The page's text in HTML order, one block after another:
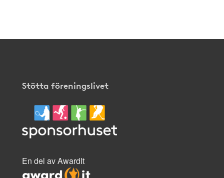
Stötta föreningslivet
En del av AwardIt